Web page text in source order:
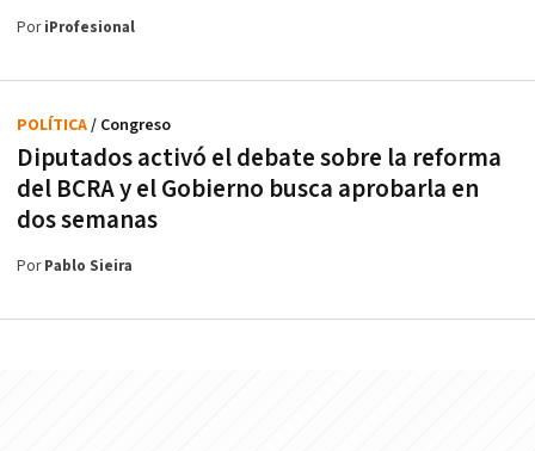
PoriProfesional
Diputados activó el debate sobre la reforma
del BCRA y el Gobierno busca aprobarla en
dos semanas
POLÍTICA/ Congreso
PorPablo Sieira